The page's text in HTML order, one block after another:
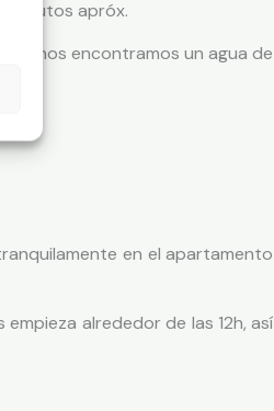
apróx.
nos encontramos un agua de
en el apartamento
alrededor de las 12h, así